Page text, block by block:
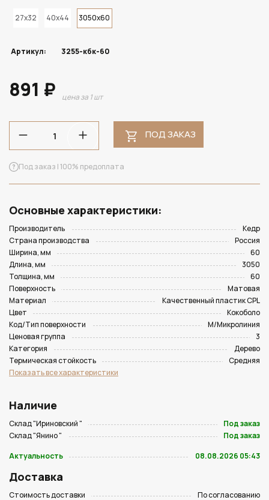
27x32 40x44 3050x60
Артикул: 3255-кбк-60
891 ₽ цена за 1 шт
ПОД ЗАКАЗ
Под заказ | 100% предоплата
Основные характеристики:
Производитель
Кедр
Страна производства
Россия
Ширина, мм
60
Длина, мм
3050
Толщина, мм
60
Поверхность
Матовая
Материал
Качественный пластик CPL
Цвет
Кокоболо
Код/Тип поверхности
M/Микролиния
Ценовая группа
3
Категория
Дерево
Термическая стойкость
Средняя
Показать все характеристики
Наличие
Склад "Ириновский "
Под заказ
Склад "Янино "
Под заказ
Актуальность
08.08.2026 05:43
Доставка
Стоимость доставки
По согласованию